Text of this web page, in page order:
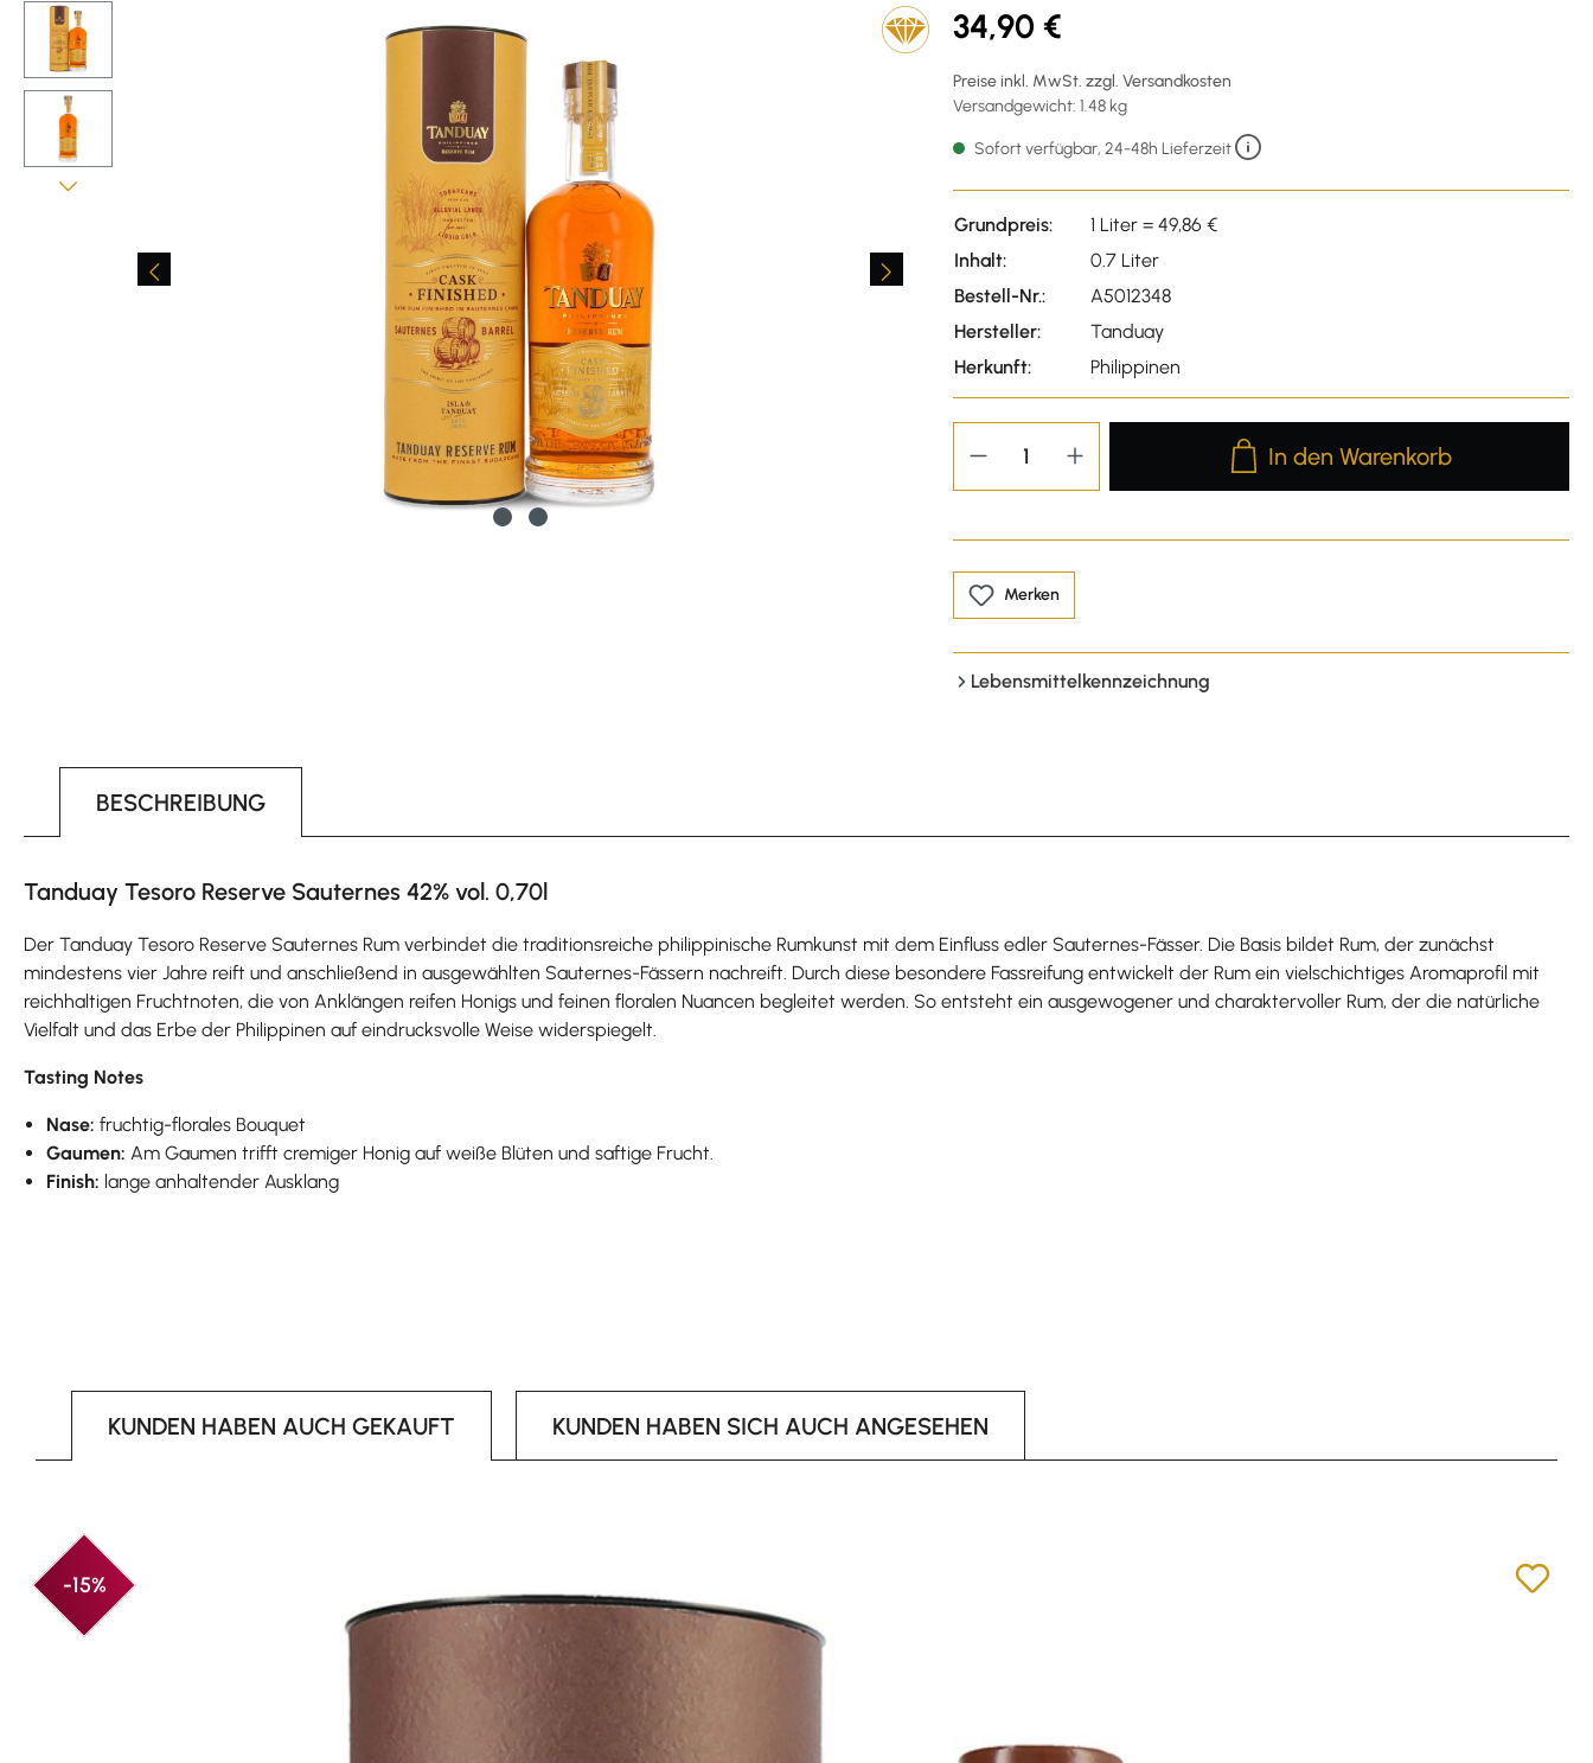
Bildergalerie überspringen 34,90 €
Preise inkl. MwSt. zzgl. Versandkosten
Versandgewicht: 1.48 kg
Sofort verfügbar, 24-48h Lieferzeit
Grundpreis:
1 Liter = 49,86 €
Inhalt:
0.7 Liter
Bestell-Nr.:
A5012348
Hersteller:
Tanduay
Herkunft:
Philippinen
Produkt Anzahl: Gib den
In den Warenkorb
Merken
Lebensmittelkennzeichnung
BESCHREIBUNG
Tanduay Tesoro Reserve Sauternes 42% vol. 0,70l
Der Tanduay Tesoro Reserve Sauternes Rum verbindet die traditionsreiche philippinische Rumkunst mit dem Einfluss edler Sauternes-Fässer. Die Basis bildet Rum, der zunächst
mindestens vier Jahre reift und anschließend in ausgewählten Sauternes-Fässern nachreift. Durch diese besondere Fassreifung entwickelt der Rum ein vielschichtiges Aromaprofil mit
reichhaltigen Fruchtnoten, die von Anklängen reifen Honigs und feinen floralen Nuancen begleitet werden. So entsteht ein ausgewogener und charaktervoller Rum, der die natürliche
Vielfalt und das Erbe der Philippinen auf eindrucksvolle Weise widerspiegelt.
Tasting Notes
Nase:fruchtig-florales Bouquet
Gaumen: Am Gaumen trifft cremiger Honig auf weiße Blüten und saftige Frucht.
Finish: lange anhaltender Ausklang
KUNDEN HABEN AUCH GEKAUFT KUNDEN HABEN SICH AUCH ANGESEHEN
-15%